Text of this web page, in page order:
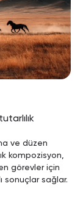
ve düzen
kompozisyon,
görevler için
sonuçlar sağlar.